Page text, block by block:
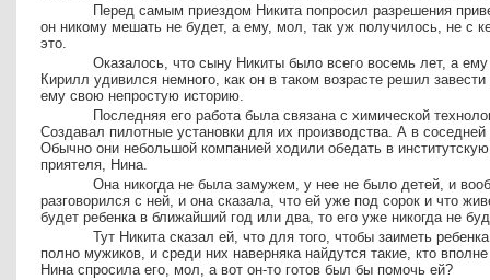
Перед самым приездом Никита попросил разрешения
он никому мешать не будет, а ему, мол, так уж получилось, не с
это.
Оказалось, что сыну Никиты было всего восемь лет, а
Кирилл удивился немного, как он в таком возрасте решил
ему свою непростую историю.
Последняя его работа была связана с химической
Создавал пилотные установки для их производства. А в соседней
Обычно они небольшой компанией ходили обедать в
приятеля, Нина.
Она никогда не была замужем, у нее не было детей, и
разговорился с ней, и она сказала, что ей уже под сорок и что
будет ребенка в ближайший год или два, то его уже никогда не
Тут Никита сказал ей, что для того, чтобы заиметь
полно мужиков, и среди них наверняка найдутся такие, кто
Нина спросила его, мол, а вот он-то готов был бы помочь ей?